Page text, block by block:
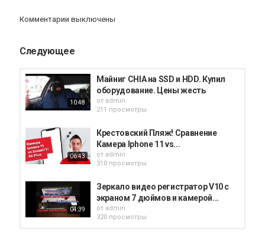
Комментарии выключены
Следующее
10:48
Майниг CHIA на SSD и HDD. Купил
оборудование. Цены жесть
от admin
211 просмотры
06:43
Крестовский Пляж! Сравнение
Камера Iphone 11 vs...
от admin
310 просмотры
04:39
Зеркало видео регистратор V10 с
экраном 7 дюймов и камерой...
от admin
320 просмотры